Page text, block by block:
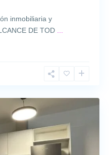
inmobiliaria y
DE TOD